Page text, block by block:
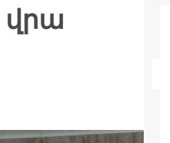
վրա